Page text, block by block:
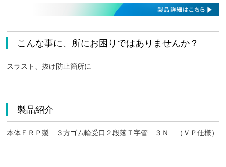
こんな事に、所にお困りではありませんか？
スラスト、抜け防止箇所に
製品紹介
本体ＦＲＰ製 ３方ゴム輪受口２段落Ｔ字管 ３Ｎ （ＶＰ仕様）